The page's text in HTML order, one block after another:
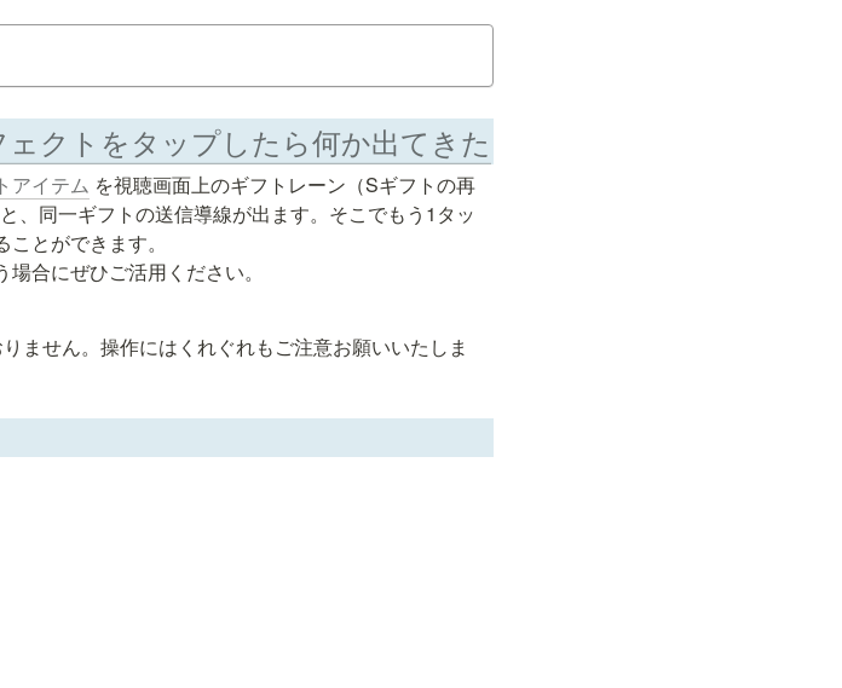
クトをタップしたら何か出てきた
アイテム を視聴画面上のギフトレーン（Sギフトの再
、同一ギフトの送信導線が出ます。そこでもう1タッ
とができます。
合にぜひご活用ください。
ません。操作にはくれぐれもご注意お願いいたしま